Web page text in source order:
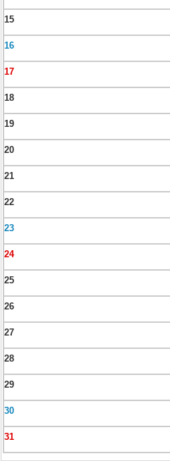
15
16
17
18
19
20
21
22
23
24
25
26
27
28
29
30
31